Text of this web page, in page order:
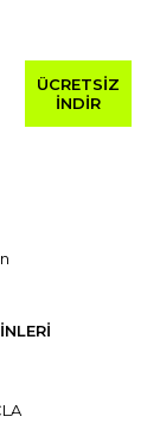
ÜCRETSİZ
İNDİR